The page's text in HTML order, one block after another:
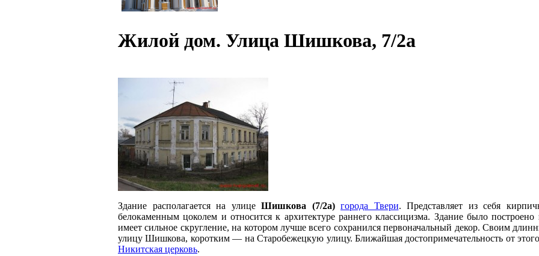
Жилой дом. Улица Шишкова, 7/2а
Здание располагается на улице Шишкова (7/2а) города Твери. Представляет из себя
белокаменным цоколем и относится к архитектуре раннего классицизма. Здание было построено
имеет сильное скругление, на котором лучше всего сохранился первоначальный декор. Своим
улицу Шишкова, коротким — на Старобежецкую улицу. Ближайшая достопримечательность от
Никитская церковь.